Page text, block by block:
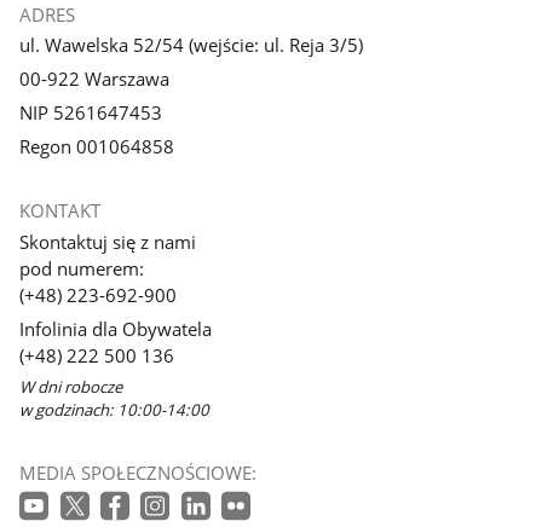
ADRES
ul. Wawelska 52/54 (wejście: ul. Reja 3/5)
00-922 Warszawa
NIP 5261647453
Regon 001064858
KONTAKT
Skontaktuj się z nami
pod numerem:
(+48) 223-692-900
Infolinia dla Obywatela
(+48) 222 500 136
W dni robocze
w godzinach: 10:00-14:00
MEDIA SPOŁECZNOŚCIOWE: